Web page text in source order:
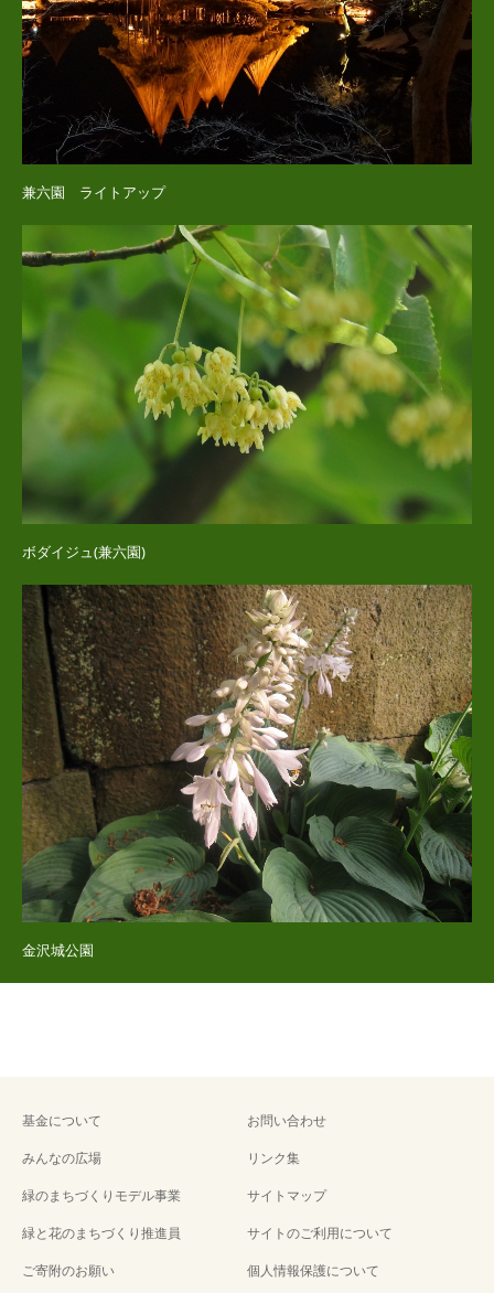
兼六園 ライトアップ
ボダイジュ(兼六園)
金沢城公園
基金について
みんなの広場
緑のまちづくりモデル事業
緑と花のまちづくり推進員
ご寄附のお願い
お問い合わせ
リンク集
サイトマップ
サイトのご利用について
個人情報保護について